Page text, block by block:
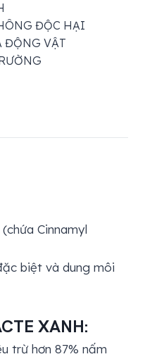
ĐỘC HẠI
ĐỘNG VẬT
Cinnamyl
biệt và dung môi
XANH:
trừ hơn 87% nấm